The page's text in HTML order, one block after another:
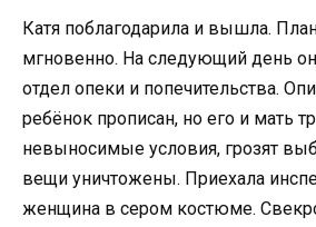
Катя поблагодарила и вышла.
мгновенно. На следующий день
отдел опеки и попечительства.
ребёнок прописан, но его и мать
невыносимые условия, грозят
вещи уничтожены. Приехала
женщина в сером костюме.